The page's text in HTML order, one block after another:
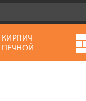
КИРПИЧ
ПЕЧНОЙ